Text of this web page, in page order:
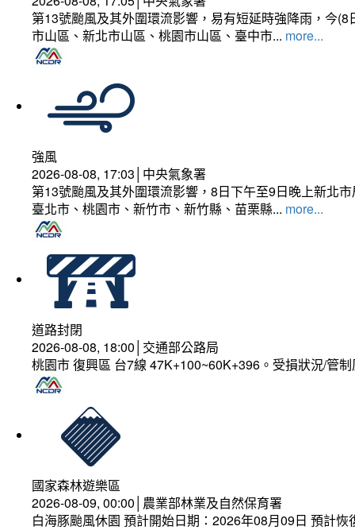
第13號颱風及其外圍環流影響，易有短延時強降雨，今
市山區、新北市山區、桃園市山區、臺中市... more...
強風
2026-08-08, 17:03│中央氣象署
第13號颱風及其外圍環流影響，8日下午至9日晚上新北
臺北市、桃園市、新竹市、新竹縣、苗栗縣... more...
道路封閉
2026-08-08, 18:00│交通部公路局
桃園市 復興區 台7線 47K+100~60K+396。受損狀況/管
國家森林遊樂區
2026-08-09, 00:00│農業部林業及自然保育署
白海豚颱風休園 預計開始日期：2026年08月09日 預計